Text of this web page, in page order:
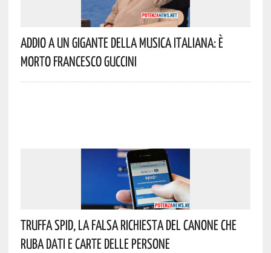
Addio A Un Gigante Della Musica Italiana: È
Morto Francesco Guccini
Truffa Spid, La Falsa Richiesta Del Canone Che
Ruba Dati E Carte Delle Persone